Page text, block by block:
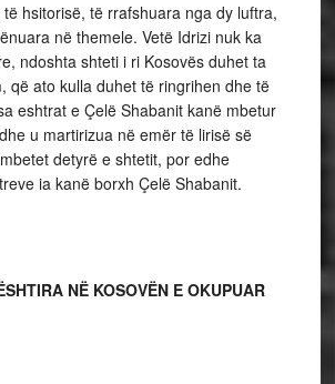
hsitorisë, të rrafshuara nga dy luftra,
në themele. Vetë Idrizi nuk ka
ndoshta shteti i ri Kosovës duhet ta
që ato kulla duhet të ringrihen dhe të
eshtrat e Çelë Shabanit kanë mbetur
u martirizua në emër të lirisë së
detyrë e shtetit, por edhe
ia kanë borxh Çelë Shabanit.
NË KOSOVËN E OKUPUAR